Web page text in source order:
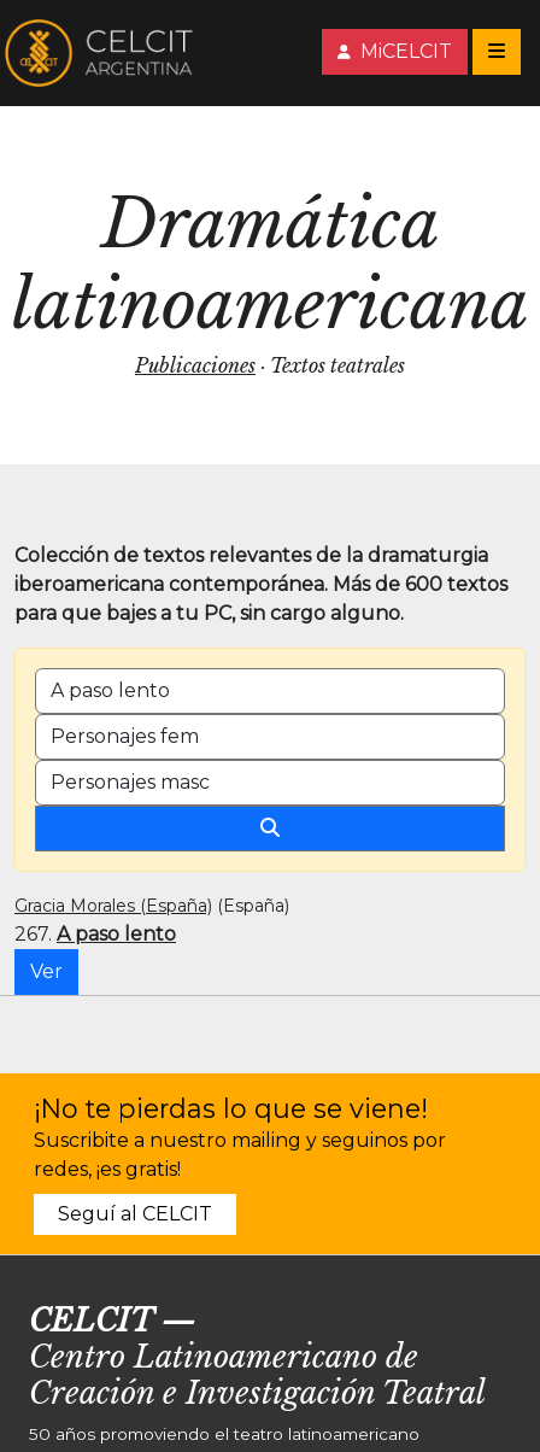
MiCELCIT
Dramática
latinoamericana
Publicaciones · Textos teatrales
Colección de textos relevantes de la dramaturgia
iberoamericana contemporánea. Más de 600 textos
para que bajes a tu PC, sin cargo alguno.
BUSCAR POR TÍTULO O PALABRA CLAVE
CANTIDAD DE PERSONAJES FEMENINOS
CANTIDAD DE PERSONAJES MASCULINOS
Gracia Morales (España) (España)
267. A paso lento
Ver
¡No te pierdas lo que se viene!
Suscribite a nuestro mailing y seguinos por
redes, ¡es gratis!
Seguí al CELCIT
CELCIT—
Centro Latinoamericano de
Creación e Investigación Teatral
50 años promoviendo el teatro latinoamericano